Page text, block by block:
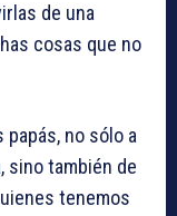
de una
cosas que no
no sólo a
sino también de
tenemos